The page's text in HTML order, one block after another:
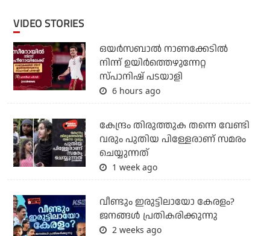
VIDEO STORIES
ഒയര്‍സബാൽ നാണക്കേടിൽ
നിന്ന് ഉയിർത്തെഴുന്നേറ്റ
സ്പാനിഷ് പടയാളി
6 hours ago
കേന്ദ്രം തിരുത്തുക തന്നെ വേണ്ടി
വരും പുതിയ പിള്ളേരാണ് സമരം
ചെയ്യുന്നത്
1 week ago
വീണ്ടും ഇരുട്ടിലായോ കേരളം?
ജനങ്ങൾ പ്രതികരിക്കുന്നു
2 weeks ago